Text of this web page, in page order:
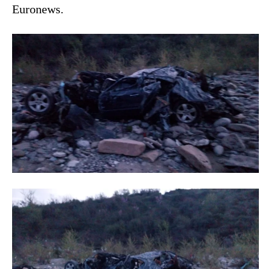
Euronews.